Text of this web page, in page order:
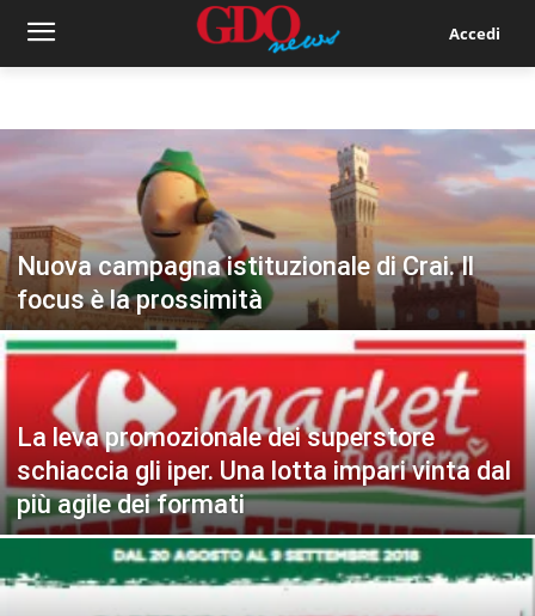
Accedi
Nuova campagna istituzionale di Crai. Il
focus è la prossimità
La leva promozionale dei superstore
schiaccia gli iper. Una lotta impari vinta dal
più agile dei formati